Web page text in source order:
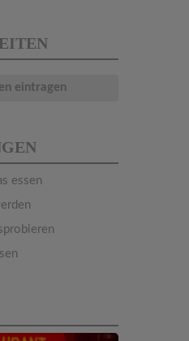
eintragen
essen